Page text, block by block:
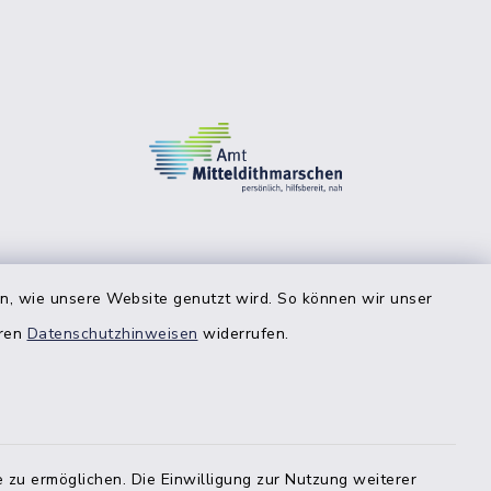
wie unsere Website genutzt wird. So können wir unser
Datenschutzhinweisen widerrufen.
ermöglichen. Die Einwilligung zur Nutzung weiterer